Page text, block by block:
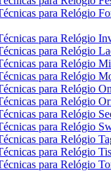
para Relógio
para Relógio
para Relógio
para Relógio
para Relógio
para Relógio
para Relógio
para Relógio
para Relógio
para Relógio
para Relógio
para Relógio